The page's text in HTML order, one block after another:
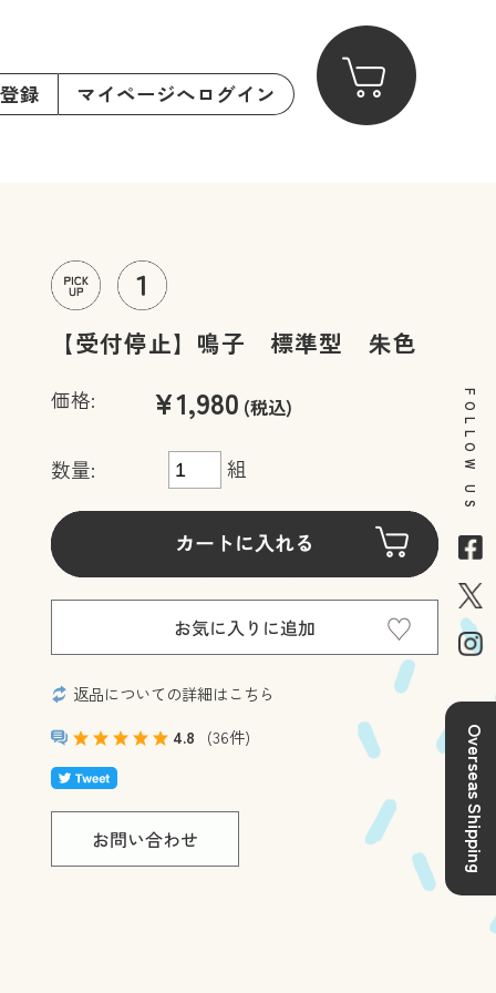
録 マイページへログイン
【受付停止】鳴子 標準型 朱色
価格: ¥1,980 (税込)
数量: 組
返品についての詳細はこちら
4.8
(36件)
FOLLOW US
Overseas Shipping